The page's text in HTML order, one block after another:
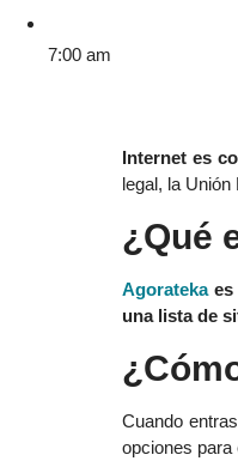
7:00 am
Internet es
legal, la
¿Qué
Agorateka
una lista de
Cuando
opciones para